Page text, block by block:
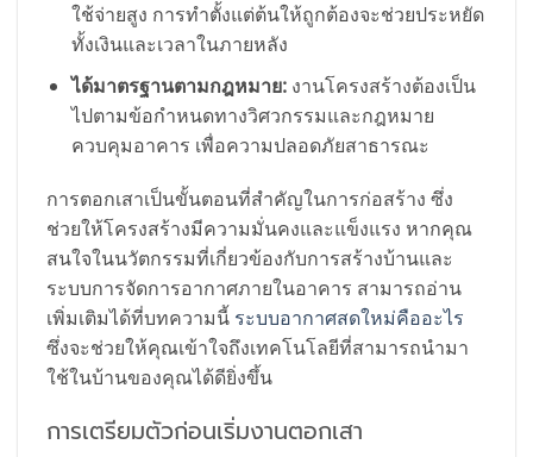
ใช้จ่ายสูง การทำตั้งแต่ต้นให้ถูกต้องจะช่วยประหยัด
ทั้งเงินและเวลาในภายหลัง
ได้มาตรฐานตามกฎหมาย:งานโครงสร้างต้องเป็น
ไปตามข้อกำหนดทางวิศวกรรมและกฎหมาย
ควบคุมอาคาร เพื่อความปลอดภัยสาธารณะ
การตอกเสาเป็นขั้นตอนที่สำคัญในการก่อสร้าง ซึ่ง
ช่วยให้โครงสร้างมีความมั่นคงและแข็งแรง หากคุณ
สนใจในนวัตกรรมที่เกี่ยวข้องกับการสร้างบ้านและ
ระบบการจัดการอากาศภายในอาคาร สามารถอ่าน
เพิ่มเติมได้ที่บทความนี้ ระบบอากาศสดใหม่คืออะไร
ซึ่งจะช่วยให้คุณเข้าใจถึงเทคโนโลยีที่สามารถนำมา
ใช้ในบ้านของคุณได้ดียิ่งขึ้น
การเตรียมตัวก่อนเริ่มงานตอกเสา